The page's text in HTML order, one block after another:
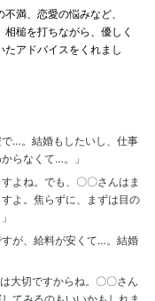
満、恋愛の悩みなど、
槌を打ちながら、優しく
アドバイスをくれまし
…。結婚もしたいし、仕事
らなくて…。」
よね。でも、〇〇さんはま
よ。焦らずに、まずは目の
が、給料が安くて…。結婚
大切ですからね。〇〇さん